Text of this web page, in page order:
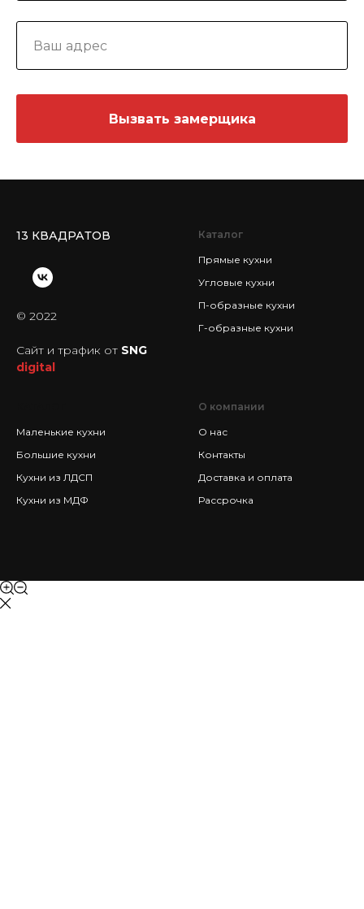
Вызвать замерщика
13 КВАДРАТОВ
© 2022
Сайт и трафик от SNG
digital
Каталог
Прямые кухни
Угловые кухни
П-образные кухни
Г-образные кухни
Маленькие кухни
Большие кухни
Кухни из ЛДСП
Кухни из МДФ
О компании
О нас
Контакты
Доставка и оплата
Рассрочка